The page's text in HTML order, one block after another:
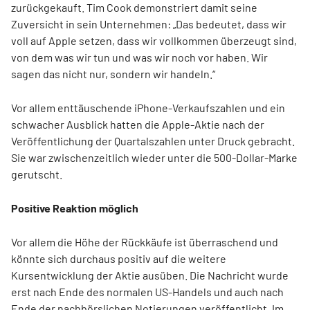
zurückgekauft. Tim Cook demonstriert damit seine
Zuversicht in sein Unternehmen: „Das bedeutet, dass wir
voll auf Apple setzen, dass wir vollkommen überzeugt sind,
von dem was wir tun und was wir noch vor haben. Wir
sagen das nicht nur, sondern wir handeln.“
Vor allem enttäuschende iPhone-Verkaufszahlen und ein
schwacher Ausblick hatten die Apple-Aktie nach der
Veröffentlichung der Quartalszahlen unter Druck gebracht.
Sie war zwischenzeitlich wieder unter die 500-Dollar-Marke
gerutscht.
Positive Reaktion möglich
Vor allem die Höhe der Rückkäufe ist überraschend und
könnte sich durchaus positiv auf die weitere
Kursentwicklung der Aktie ausüben. Die Nachricht wurde
erst nach Ende des normalen US-Handels und auch nach